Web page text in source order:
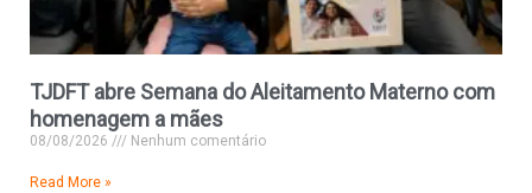
TJDFT abre Semana do Aleitamento Materno com
homenagem a mães
08/08/2026 Nenhum comentário
Read More »